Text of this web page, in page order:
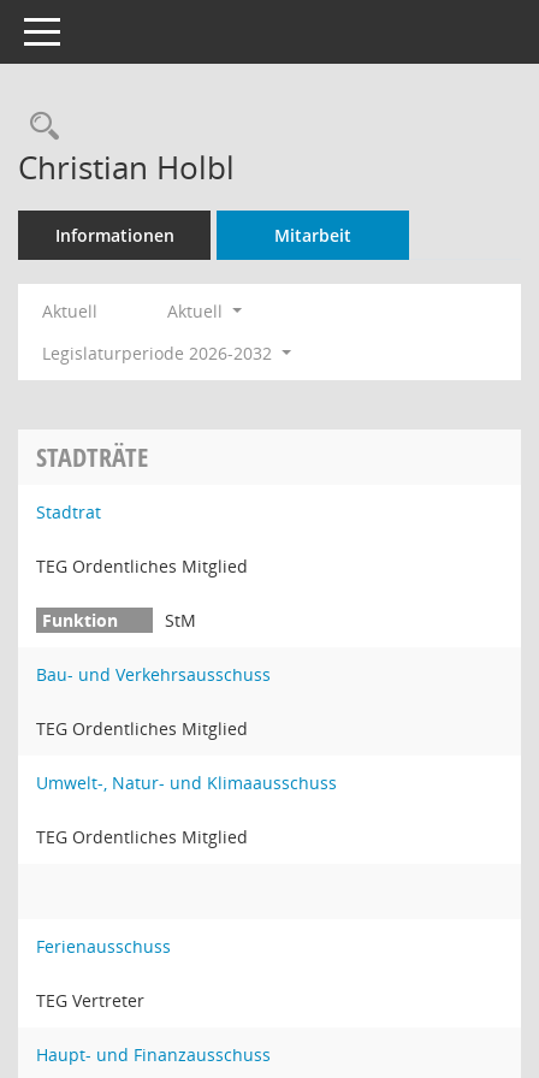
Toggle navigation
Rechercheauswahl
Christian Holbl
Informationen Mitarbeit
Aktuell
Aktuell
Legislaturperiode 2026-2032
STADTRÄTE
Stadtrat
TEG Ordentliches Mitglied
StM
Bau- und Verkehrsausschuss
TEG Ordentliches Mitglied
Umwelt-, Natur- und Klimaausschuss
TEG Ordentliches Mitglied
Ferienausschuss
TEG Vertreter
Haupt- und Finanzausschuss